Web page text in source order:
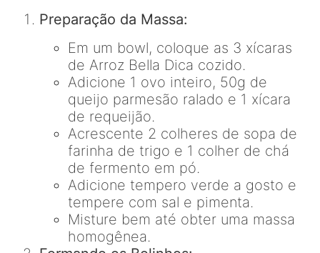
Preparação da Massa:
Em um bowl, coloque as 3 xícaras
de Arroz Bella Dica cozido.
Adicione 1 ovo inteiro, 50g de
queijo parmesão ralado e 1 xícara
de requeijão.
Acrescente 2 colheres de sopa de
farinha de trigo e 1 colher de chá
de fermento em pó.
Adicione tempero verde a gosto e
tempere com sal e pimenta.
Misture bem até obter uma massa
homogênea.